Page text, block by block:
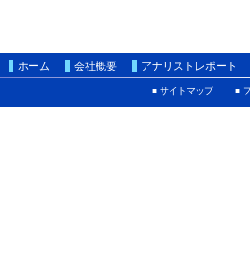
ホーム 会社概要 アナリストレポート
■
■ サイトマップ